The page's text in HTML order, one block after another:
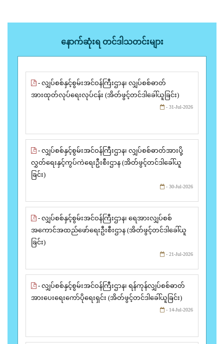
နောက်ဆုံးရ တင်ဒါသတင်းများ
- လျှပ်စစ်နှင့်စွမ်းအင်ဝန်ကြီးဌာန၊ လျှပ်စစ်ဓာတ်
အားထုတ်လုပ်ရေးလုပ်ငန်း (အိတ်ဖွင့်တင်ဒါခေါ်ယူခြင်း)
- 31-Jul-2026
- လျှပ်စစ်နှင့်စွမ်းအင်ဝန်ကြီးဌာန၊ လျှပ်စစ်ဓာတ်အားပို့
လွှတ်ရေးနှင့်ကွပ်ကဲရေးဦးစီးဌာန (အိတ်ဖွင့်တင်ဒါခေါ်ယူ
ခြင်း)
- 30-Jul-2026
- လျှပ်စစ်နှင့်စွမ်းအင်ဝန်ကြီးဌာန၊ ရေအားလျှပ်စစ်
အကောင်အထည်ဖော်ရေးဦးစီးဌာန (အိတ်ဖွင့်တင်ဒါခေါ်ယူ
ခြင်း)
- 21-Jul-2026
- လျှပ်စစ်နှင့်စွမ်းအင်ဝန်ကြီးဌာန၊ ရန်ကုန်လျှပ်စစ်ဓာတ်
အားပေးရေးကော်ပိုရေးရှင်း (အိတ်ဖွင့်တင်ဒါခေါ်ယူခြင်း)
- 14-Jul-2026